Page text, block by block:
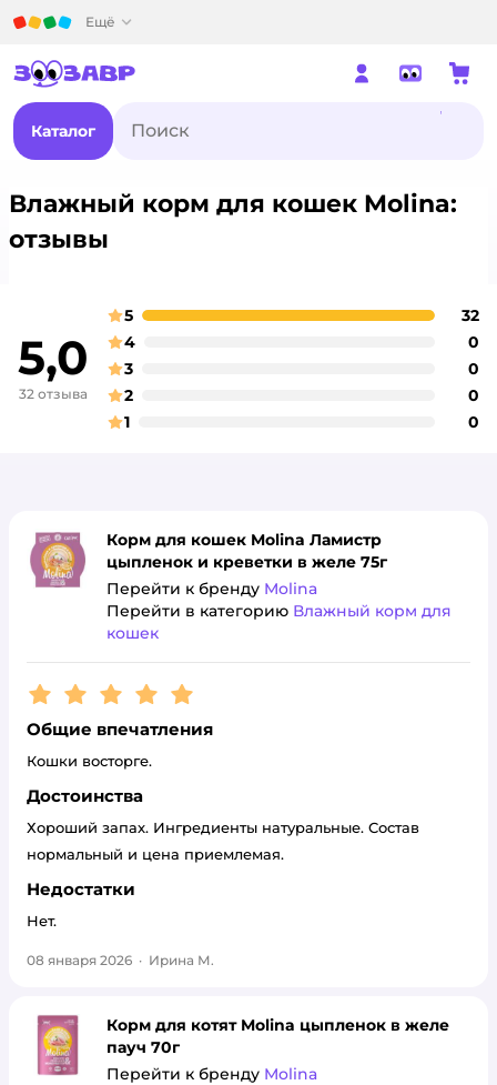
Ещё
Каталог
Влажный корм для кошек Molina:
отзывы
5,0
32 отзыва
оценка
5 32
оценка
4 0
оценка
3 0
оценка
2 0
оценка
1 0
Корм для кошек Molina Ламистр
цыпленок и креветки в желе 75г
Перейти к бренду Molina
Перейти в категорию Влажный корм для
кошек
Рейтинг:5
Общие впечатления
Кошки восторге.
Достоинства
Хороший запах. Ингредиенты натуральные. Состав
нормальный и цена приемлемая.
Недостатки
Нет.
08 января 2026 · Ирина М.
Корм для котят Molina цыпленок в желе
пауч 70г
Перейти к бренду Molina